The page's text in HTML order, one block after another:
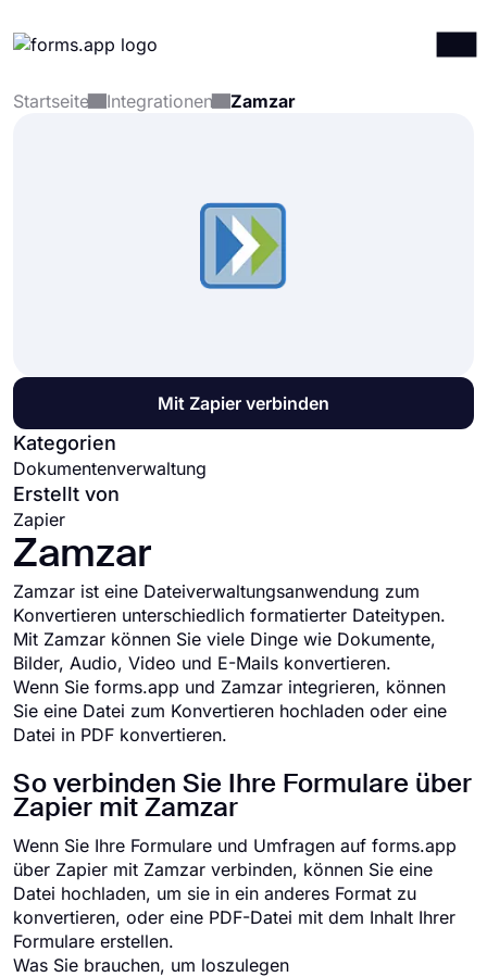
Produkte
Startseite Integrationen Zamzar
Mit Zapier verbinden
Kategorien
Dokumentenverwaltung
Erstellt von
Zapier
Zamzar
Zamzar ist eine Dateiverwaltungsanwendung zum
Konvertieren unterschiedlich formatierter Dateitypen.
Mit Zamzar können Sie viele Dinge wie Dokumente,
Bilder, Audio, Video und E-Mails konvertieren.
Wenn Sie forms.app und Zamzar integrieren, können
Sie eine Datei zum Konvertieren hochladen oder eine
Datei in PDF konvertieren.
So verbinden Sie Ihre Formulare über
Zapier mit Zamzar
Wenn Sie Ihre Formulare und Umfragen auf forms.app
über Zapier mit Zamzar verbinden, können Sie eine
Datei hochladen, um sie in ein anderes Format zu
konvertieren, oder eine PDF-Datei mit dem Inhalt Ihrer
Formulare erstellen.
Was Sie brauchen, um loszulegen